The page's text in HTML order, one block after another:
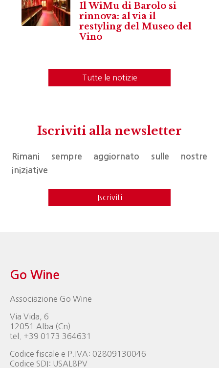
Il WiMu di Barolo si
rinnova: al via il
restyling del Museo del
Vino
Tutte le notizie
Iscriviti alla newsletter
Rimani sempre aggiornato sulle nostre
iniziative
Iscriviti
Go Wine
Associazione Go Wine
Via Vida, 6
12051 Alba (Cn)
tel. +39 0173 364631
Codice fiscale e P.IVA: 02809130046
Codice SDI: USAL8PV